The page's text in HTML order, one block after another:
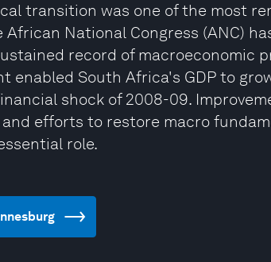
transition was one of the most
National Congress (ANC)
record of macroeconomic
enabled South Africa's GDP to
shock of 2008-09.
efforts to restore macro
role.